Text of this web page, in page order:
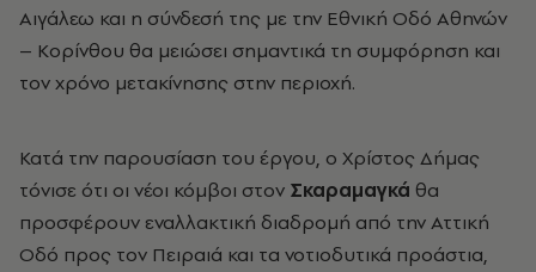
Αιγάλεω και η σύνδεσή της με την Εθνική Οδό Αθηνών
– Κορίνθου θα μειώσει σημαντικά τη συμφόρηση και
τον χρόνο μετακίνησης στην περιοχή.
Κατά την παρουσίαση του έργου, ο Χρίστος Δήμας
τόνισε ότι οι νέοι κόμβοι στον Σκαραμαγκά θα
προσφέρουν εναλλακτική διαδρομή από την Αττική
Οδό προς τον Πειραιά και τα νοτιοδυτικά προάστια,